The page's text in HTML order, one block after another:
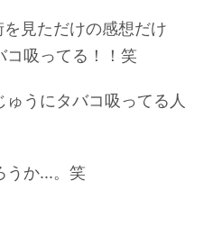
見ただけの感想だけ
コ吸ってる！！笑
うにタバコ吸ってる人
うか...。笑